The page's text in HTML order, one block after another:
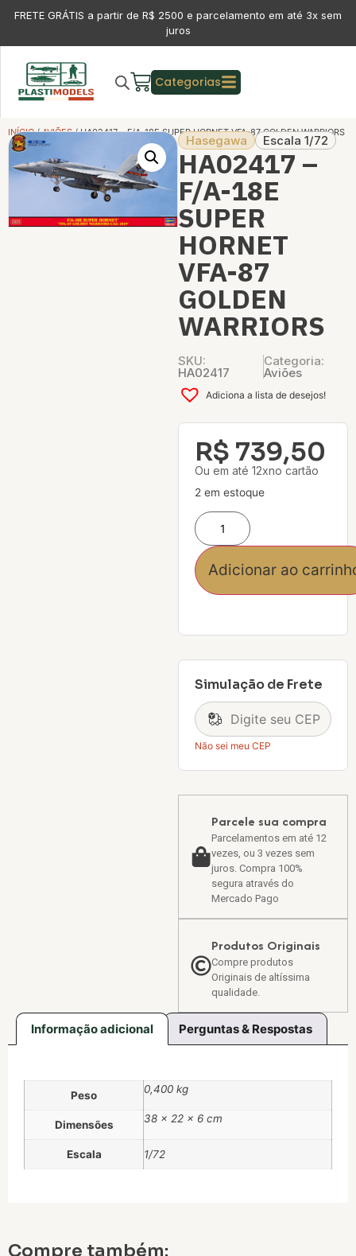
FRETE GRÁTIS a partir de R$ 2500 e parcelamento em até 3x sem
juros
Categorias
INÍCIO/AVIÕES/ HA02417 – F/A-18E SUPER HORNET VFA-87 GOLDEN WARRIORS
Hasegawa Escala 1/72
HA02417 –
F/A-18E
SUPER
HORNET
VFA-87
GOLDEN
WARRIORS
SKU:
HA02417
Categoria:
Aviões
Adiciona a lista de desejos!
R$ 739,50
Ou em até 12xno cartão
2 em estoque
Adicionar ao
Simulação de Frete
Não sei meu CEP
Parcele sua compra
Parcelamentos em até 12
vezes, ou 3 vezes sem
juros. Compra 100%
segura através do
Mercado Pago
Produtos Originais
Compre produtos
Originais de altíssima
qualidade.
Informação adicional Perguntas & Respostas
Peso 0,400 kg
Dimensões 38 × 22 × 6 cm
Escala 1/72
Compre também: